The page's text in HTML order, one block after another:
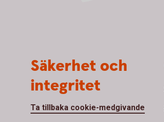
Säkerhet och
integritet
Ta tillbaka cookie-medgivande